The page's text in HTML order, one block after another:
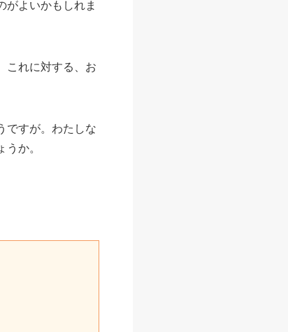
よいかもしれま
これに対する、お
ですが。わたしな
か。